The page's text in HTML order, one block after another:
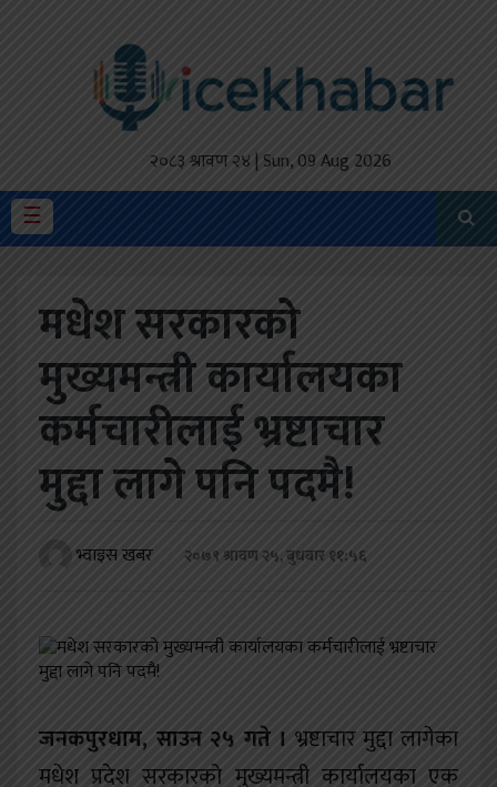
२०८३ श्रावण २४ | Sun, 09 Aug 2026
☰
मैथिली
प्रदेश
विचार
खेलकुद
मधेश सरकारको
मुख्यमन्त्री कार्यालयका
कर्मचारीलाई भ्रष्टाचार
मुद्दा लागे पनि पदमै!
भ्वाइस खबर २०७९ श्रावण २५, बुधबार ११:५६
जनकपुरधाम, साउन २५ गते । भ्रष्टाचार मुद्दा लागेका
मधेश प्रदेश सरकारको मुख्यमन्त्री कार्यालयका एक